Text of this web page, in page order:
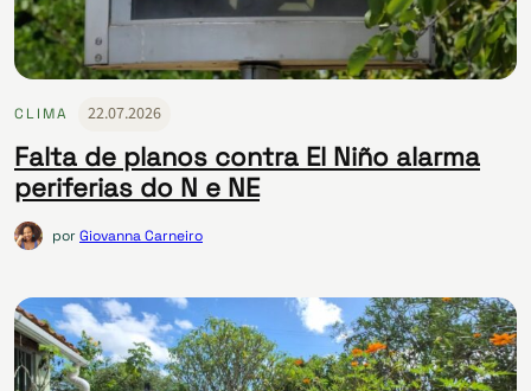
CLIMA 22.07.2026
Falta de planos contra El Niño alarma
periferias do N e NE
porGiovanna Carneiro